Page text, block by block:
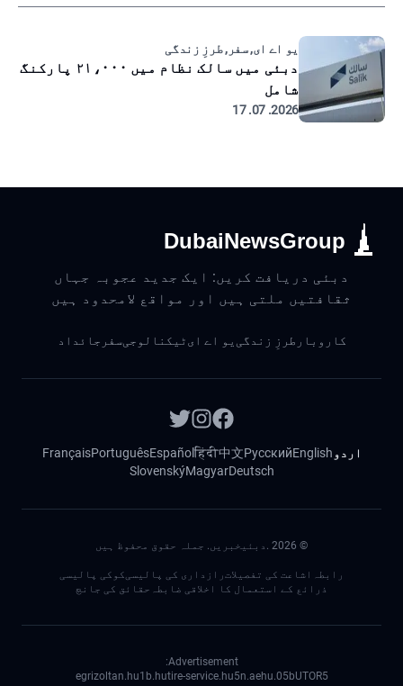
یو اے ای, سفر, طرزِ زندگی
دبئی میں سالک نظام میں ۲۱،۰۰۰ پارکنگ
شامل
2026. 07. 17
DubaiNewsGroup
دبئی دریافت کریں: ایک جدید عجوبہ جہاں
ثقافتیں ملتی ہیں اور مواقع لامحدود ہیں
کاروبار طرزِ زندگی یو اے ایٹیکنالوجیسفر جائداد
اردو English
Русский
中文
हिंदी
Español
Português
Français
Deutsch
Magyar
Slovenský
©
2026 .دبئیخبریں. جملہ حقوق محفوظ ہیں
رابطہ اشاعت کی تفصیلاترازداری کی پالیسیکوکی پالیسی
ذرائع کے استعمال کا اخلاقی ضابطہ حقائق کی جانچ
Advertisement:
bUTOR5
05.hu
5n.ae
tire-service.hu
1b.hu
egrizoltan.hu